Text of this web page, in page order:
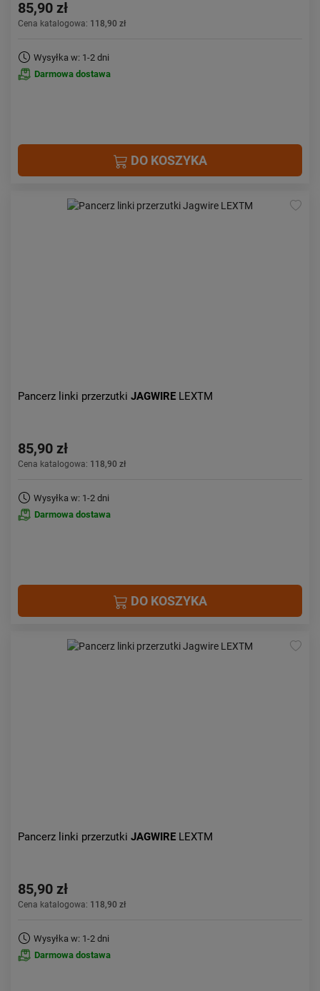
85,90 zł
Cena katalogowa: 118,90 zł
Wysyłka w: 1-2 dni
Darmowa dostawa
DO KOSZYKA
Pancerz linki przerzutki JAGWIRE LEXTM
85,90 zł
Cena katalogowa: 118,90 zł
Wysyłka w: 1-2 dni
Darmowa dostawa
DO KOSZYKA
Pancerz linki przerzutki JAGWIRE LEXTM
85,90 zł
Cena katalogowa: 118,90 zł
Wysyłka w: 1-2 dni
Darmowa dostawa